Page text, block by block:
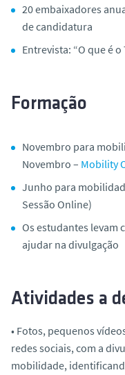
20 embaixadores
de candidatura
Entrevista: “O que é
Formação
Novembro para
Novembro – Mobility
Junho para
Sessão Online)
Os estudantes levam
ajudar na divulgação
Atividades a
• Fotos, pequenos
redes sociais, com a
mobilidade,